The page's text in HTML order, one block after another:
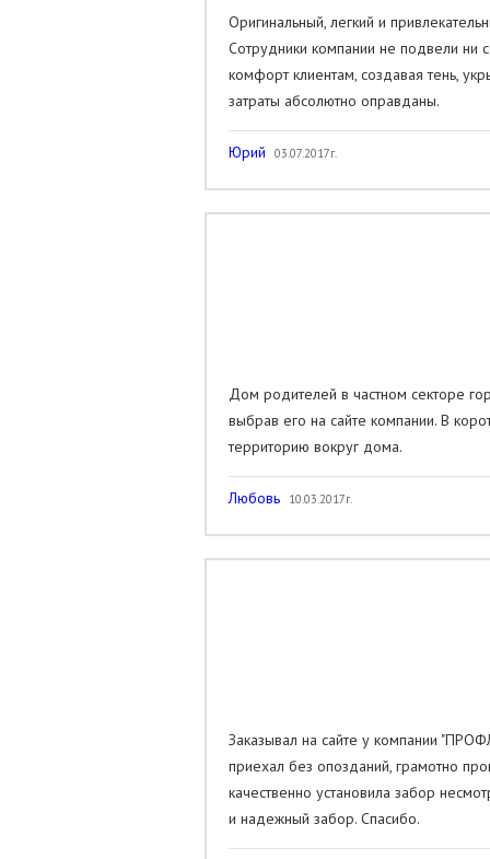
Оригинальный, легкий и
Сотрудники компании не подвели ни
комфорт клиентам, создавая тень,
затраты абсолютно оправданы.
Юрий 03.07.2017г.
Дом родителей в частном секторе
выбрав его на сайте компании. В
территорию вокруг дома.
Любовь 10.03.2017г.
Заказывал на сайте у компании
приехал без опозданий, грамотно
качественно установила забор
и надежный забор. Спасибо.